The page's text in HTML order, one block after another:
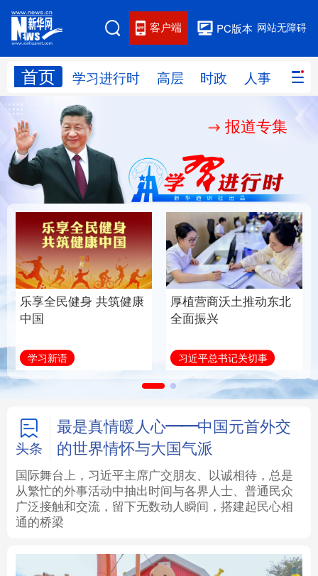
网站无障碍
PC版本
客户端
首页 学习进行时 高层 时政 人事 国际
网站地图
学习进行时 人事
国际 财经 网评
思客智库 全球连线 教育
科技 科创 量子 体育
文化 书画 健康 军事
访谈 视频 图片 政务
信息化 数字经济
学术中国 乡村振兴 银龄 溯源中国
城市 旅游 能源
彩票 娱乐 时尚 悦读
公益
报道专集
乐享全民健身 共筑健康
中国
学习新语
厚植营商沃土推动东北
全面振兴
习近平总书记关切事
头条
最是真情暖人心——中国元首外交
的世界情怀与大国气派
国际舞台上，习近平主席广交朋友、以诚相待，总是
从繁忙的外事活动中抽出时间与各界人士、普通民众
广泛接触和交流，留下无数动人瞬间，搭建起民心相
通的桥梁